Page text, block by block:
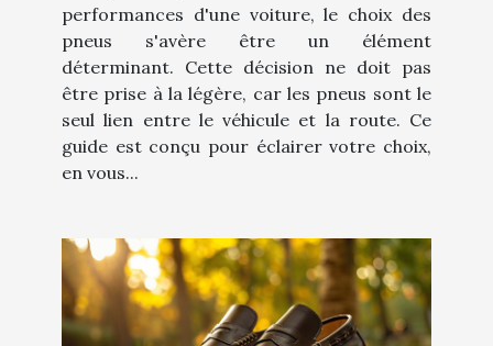
performances d'une voiture, le choix des
pneus s'avère être un élément
déterminant. Cette décision ne doit pas
être prise à la légère, car les pneus sont le
seul lien entre le véhicule et la route. Ce
guide est conçu pour éclairer votre choix,
en vous...